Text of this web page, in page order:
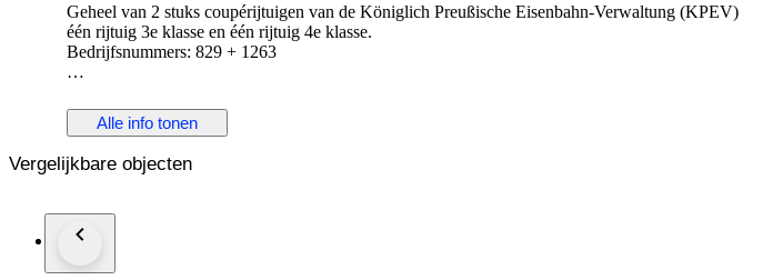
Geheel van 2 stuks coupérijtuigen van de Königlich Preußische Eisenbahn-Verwaltung (KPEV)
één rijtuig 3e klasse en één rijtuig 4e klasse.
Bedrijfsnummers: 829 + 1263
In originele verpakking.
Losse onderdelen in afgesloten verpakkingen bijgevoegd.
Bekijk de foto's voor een goede indruk en de details.
Alle info tonen
Vergelijkbare objecten